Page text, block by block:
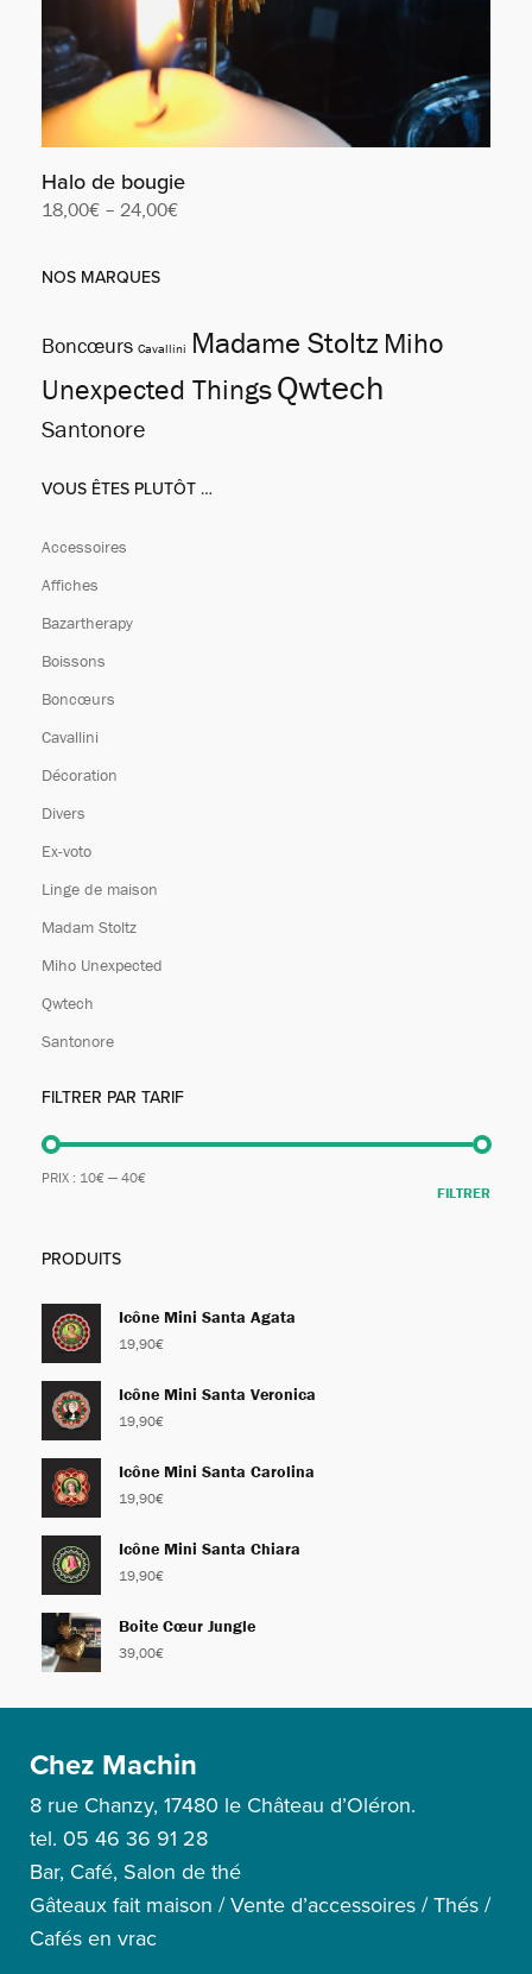
Halo de bougie
18,00€ – 24,00€
NOS MARQUES
Boncœurs Cavallini Madame Stoltz Miho
Unexpected ThingsQwtech
Santonore
VOUS ÊTES PLUTÔT …
Accessoires
Affiches
Bazartherapy
Boissons
Boncœurs
Cavallini
Décoration
Divers
Ex-voto
Linge de maison
Madam Stoltz
Miho Unexpected
Qwtech
Santonore
FILTRER PAR TARIF
FILTRER
PRIX : 10€ — 40€
PRODUITS
Icône Mini Santa Agata
19,90€
Icône Mini Santa Veronica
19,90€
Icône Mini Santa Carolina
19,90€
Icône Mini Santa Chiara
19,90€
Boite Cœur Jungle
39,00€
Chez Machin
8 rue Chanzy, 17480 le Château d’Oléron.
tel. 05 46 36 91 28
Bar, Café, Salon de thé
Gâteaux fait maison / Vente d’accessoires / Thés /
Cafés en vrac